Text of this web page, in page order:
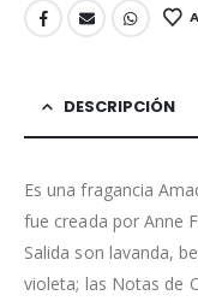
DESCRIPCIÓN
Es una fragancia
fue creada por Anne
Salida son lavanda,
violeta; las Notas de